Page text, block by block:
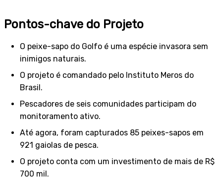
Pontos-chave do Projeto
O peixe-sapo do Golfo é uma espécie invasora sem
inimigos naturais.
O projeto é comandado pelo Instituto Meros do
Brasil.
Pescadores de seis comunidades participam do
monitoramento ativo.
Até agora, foram capturados 85 peixes-sapos em
921 gaiolas de pesca.
O projeto conta com um investimento de mais de R$
700 mil.